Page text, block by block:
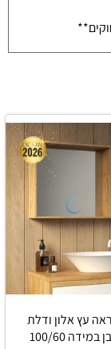
עץ אלון ודלת
100/60